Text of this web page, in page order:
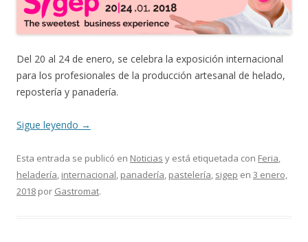
Del 20 al 24 de enero, se celebra la exposición internacional
para los profesionales de la producción artesanal de helado,
repostería y panadería.
Sigue leyendo →
Esta entrada se publicó en Noticias y está etiquetada con Feria,
heladería, internacional, panadería, pastelería, sigep en 3 enero,
2018 por Gastromat.